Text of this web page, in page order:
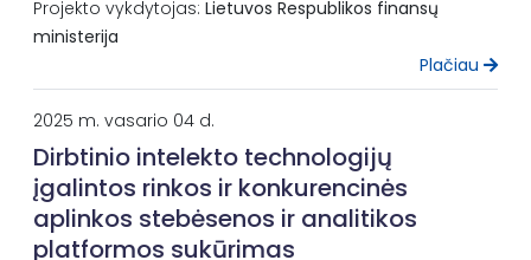
Projekto vykdytojas: Lietuvos Respublikos finansų
ministerija
Plačiau
2025 m. vasario 04 d.
Dirbtinio intelekto technologijų
įgalintos rinkos ir konkurencinės
aplinkos stebėsenos ir analitikos
platformos sukūrimas